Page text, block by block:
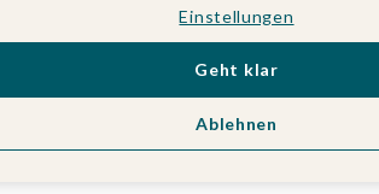
Einstellungen
Ablehnen
Geht klar